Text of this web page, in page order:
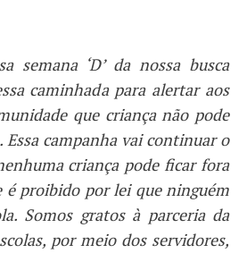
semana ‘D’ da nossa busca
caminhada para alertar aos
que criança não pode
Essa campanha vai continuar o
criança pode ficar fora
é proibido por lei que ninguém
Somos gratos à parceria da
por meio dos servidores,